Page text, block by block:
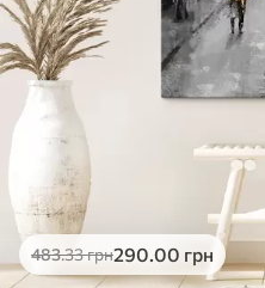
483.33грн290.00 грн